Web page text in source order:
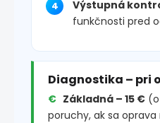
Výstupná
funkčnosti pred
Diagnostika – pri
Základná – 15 €
poruchy, ak sa